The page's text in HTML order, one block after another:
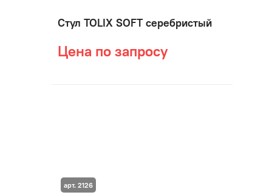
Стул TOLIX SOFT серебристый
Цена по запросу
арт. 2126